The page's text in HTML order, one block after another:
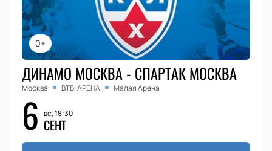
0+
ДИНАМО МОСКВА - СПАРТАК МОСКВА
Москва ВТБ-АРЕНА Малая Арена
6 вс, 18:30
СЕНТ